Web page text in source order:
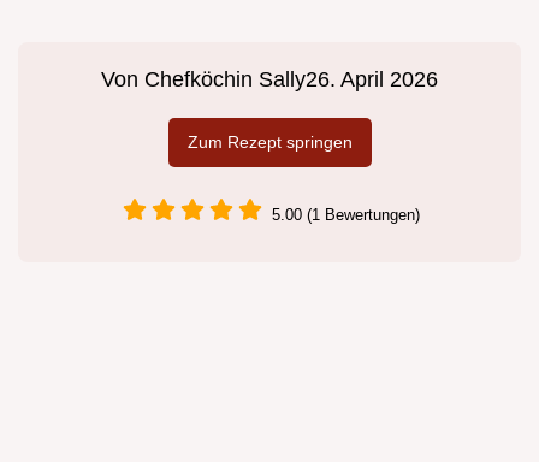
Von Chefköchin Sally26. April 2026
Zum Rezept springen
5.00 (1 Bewertungen)